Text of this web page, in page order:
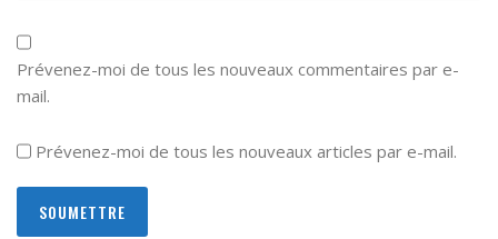
Prévenez-moi de tous les nouveaux commentaires par e-
mail.
Prévenez-moi de tous les nouveaux articles par e-mail.